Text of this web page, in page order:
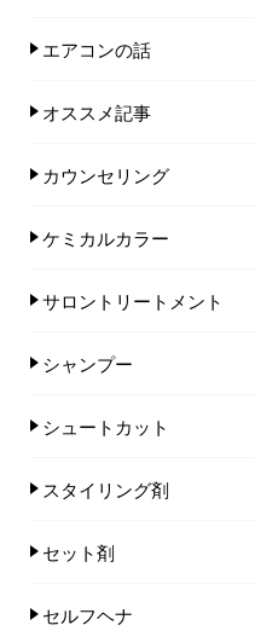
エアコンの話
オススメ記事
カウンセリング
ケミカルカラー
サロントリートメント
シャンプー
シュートカット
スタイリング剤
セット剤
セルフヘナ